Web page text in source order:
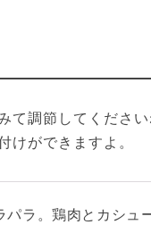
て調節してください
けができますよ。
パラ。鶏肉とカシュ